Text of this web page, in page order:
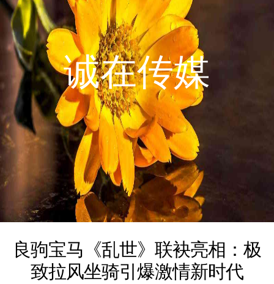
诚在传媒
良驹宝马《乱世》联袂亮相：极
致拉风坐骑引爆激情新时代